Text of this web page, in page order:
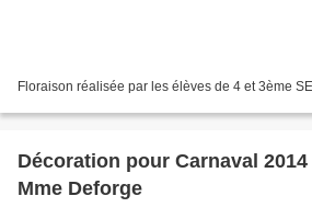
Floraison réalisée par les élèves de 4 et 3ème
Décoration pour Carnaval
Mme Deforge